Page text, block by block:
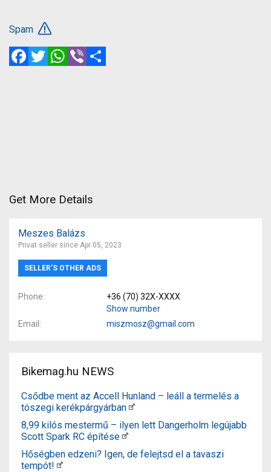
Spam
FacebookTwitterWhatsApp
Viber
Get More Details
Meszes Balázs
Privat seller since Apr 05, 2023
SELLER’S OTHER ADS
Phone
+36 (70) 32X-XXXX
Show number
Email
miszmosz@gmail.com
Bikemag.hu NEWS
Csődbe ment az Accell Hunland – leáll a termelés a
tószegi kerékpárgyárban
8,99 kilós mestermű – ilyen lett Dangerholm legújabb
Scott Spark RC építése
Hőségben edzeni? Igen, de felejtsd el a tavaszi
tempót!